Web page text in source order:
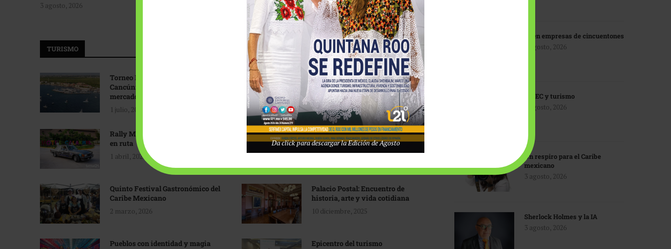
3 agosto, 2026
Tecnológico de Monterrey
3 agosto, 2026
TURISMO
Torneo Internacional de Pesca
Cancún: Navegando hacia nuevos
mercados
1 julio, 2026
Promoción turística con visión
1 abril, 2026
Rally Maya: Herencia automotriz
en ruta
1 abril, 2026
Industria global en
reconfiguración
31 marzo, 2026
Quinto Festival Gastronómico del
Caribe Mexicano
2 marzo, 2026
Palacio Postal: Encuentro de
historia, arte y vida cotidiana
10 diciembre, 2025
Pueblos con identidad y magia
Epicentro del turismo
IA en empresas de cincuentones
3 agosto, 2026
TMEC y turismo
3 agosto, 2026
Un respiro para el Caribe
mexicano
3 agosto, 2026
Sherlock Holmes y la IA
3 agosto, 2026
Da click para descargar la Edición de Agosto